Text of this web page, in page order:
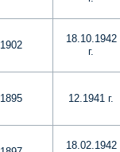
1902
18.10.1942
г.
1895 12.1941 г.
18.02.1942